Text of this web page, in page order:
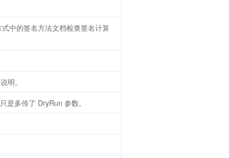
中的签名方法文档检查签名计算
明。
是多传了 DryRun 参数。